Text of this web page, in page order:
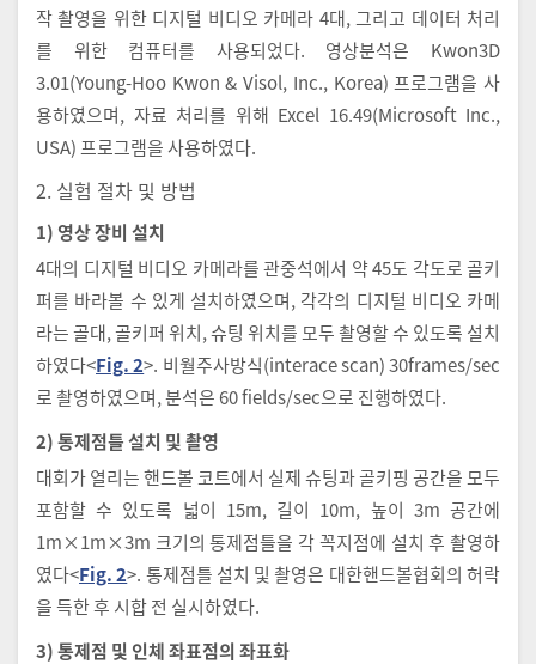
작 촬영을 위한 디지털 비디오 카메라 4대, 그리고 데이터 처리
를 위한 컴퓨터를 사용되었다. 영상분석은 Kwon3D
3.01(Young-Hoo Kwon & Visol, Inc., Korea) 프로그램을 사
용하였으며, 자료 처리를 위해 Excel 16.49(Microsoft Inc.,
USA) 프로그램을 사용하였다.
2. 실험 절차 및 방법
1) 영상 장비 설치
4대의 디지털 비디오 카메라를 관중석에서 약 45도 각도로 골키
퍼를 바라볼 수 있게 설치하였으며, 각각의 디지털 비디오 카메
라는 골대, 골키퍼 위치, 슈팅 위치를 모두 촬영할 수 있도록 설치
하였다<Fig. 2>. 비월주사방식(interace scan) 30frames/sec
로 촬영하였으며, 분석은 60 fields/sec으로 진행하였다.
2) 통제점틀 설치 및 촬영
대회가 열리는 핸드볼 코트에서 실제 슈팅과 골키핑 공간을 모두
포함할 수 있도록 넓이 15m, 길이 10m, 높이 3m 공간에
1m×1m×3m 크기의 통제점틀을 각 꼭지점에 설치 후 촬영하
였다<Fig. 2>. 통제점틀 설치 및 촬영은 대한핸드볼협회의 허락
을 득한 후 시합 전 실시하였다.
3) 통제점 및 인체 좌표점의 좌표화